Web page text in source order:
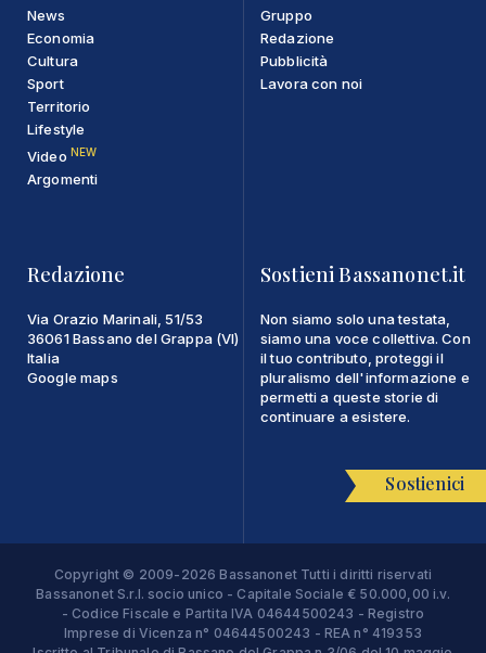
News
Economia
Cultura
Sport
Territorio
Lifestyle
Video NEW
Argomenti
Gruppo
Redazione
Pubblicità
Lavora con noi
Redazione
Via Orazio Marinali, 51/53
36061 Bassano del Grappa (VI)
Italia
Google maps
Sostieni Bassanonet.it
Non siamo solo una testata,
siamo una voce collettiva. Con
il tuo contributo, proteggi il
pluralismo dell'informazione e
permetti a queste storie di
continuare a esistere.
Sostienici
Copyright © 2009-2026 Bassanonet Tutti i diritti riservati
Bassanonet S.r.l. socio unico - Capitale Sociale € 50.000,00 i.v.
- Codice Fiscale e Partita IVA 04644500243 - Registro
Imprese di Vicenza n° 04644500243 - REA n° 419353